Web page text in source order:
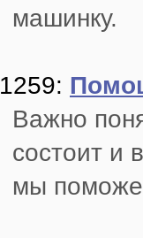
машинку.
1259:
Важно
состоит и
мы